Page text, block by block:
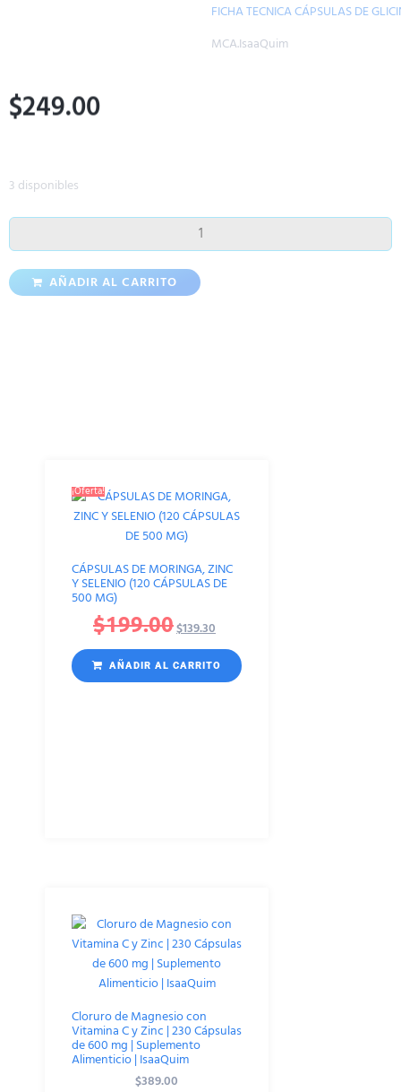
FICHA TECNICA CÁPSULAS DE GLICINATO DE MAGNESIO
$
3 disponibles
AÑADIR AL CARRITO
¡Oferta!
CÁPSULAS DE MORINGA, ZINC
Y SELENIO (120 CÁPSULAS DE
500 MG)
$199.00$139.30
AÑADIR AL CARRITO
Cloruro de Magnesio con
Vitamina C y Zinc | 230 Cápsulas
de 600 mg | Suplemento
Alimenticio | IsaaQuim
$389.00